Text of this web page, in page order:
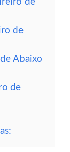
de
Abaixo
de